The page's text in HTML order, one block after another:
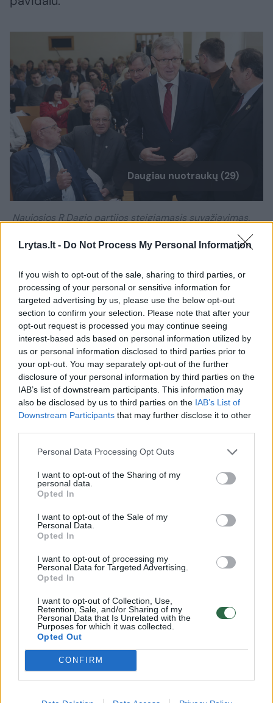
Lrytas.lt - Do Not Process My Personal Information
If you wish to opt-out of the sale, sharing to third parties, or
processing of your personal or sensitive information for
targeted advertising by us, please use the below opt-out
section to confirm your selection. Please note that after your
opt-out request is processed you may continue seeing
interest-based ads based on personal information utilized by
us or personal information disclosed to third parties prior to
your opt-out. You may separately opt-out of the further
disclosure of your personal information by third parties on the
IAB’s list of downstream participants. This information may
also be disclosed by us to third parties on the IAB’s List of
Downstream Participants that may further disclose it to other
Personal Data Processing Opt Outs
I want to opt-out of the Sharing of my
personal data.
Opted In
I want to opt-out of the Sale of my
Personal Data.
Opted In
I want to opt-out of processing my
Personal Data for Targeted Advertising.
Opted In
I want to opt-out of Collection, Use,
Retention, Sale, and/or Sharing of my
Personal Data that Is Unrelated with the
Purposes for which it was collected.
Opted Out
CONFIRM
Daugiau nuotraukų (29)
Naujosios R.Dagio partijos steigiamasis suvažiavimas.
„Dar blogiau, jei mes patį žmogų norime
suskaidyti į atskiras dalis, kaip mums siūlo
Stambulo konvencija. Tai mes ją ratifikavę
galėsime kiekvieną dieną keisti lytį į kokias tik
norime. Dabar jų yra net 72. Tris kartus per
dieną. Turėsime tai pripažinti ir negalėsime
apie tai net kalbėti ir sakyti, kad tai
nesąmonė. Nes tai bus saugoma įstatymo ir
už tai bus persekiojama. Tai daroma, kad mus
būtų lengviau valdyti“, – gąsdino R.Dagys.
Naujos partijos steigiamasis suvažiavimas
prasidėjo kunigo Roberto Grigo malda. Beje,
pastarasis pranešė, kad tai daro paprašytas
kardinolo Sigito Tamkevičiaus.
Tarp naujos partijos suvažiavimo dalyvių
sąjungos frakciją palikęs Egidijus Vareikis, bet
ir buvęs Seimo narys Petras Luomanas,
buvęs Lazdijų meras konserrvatorius Artūras